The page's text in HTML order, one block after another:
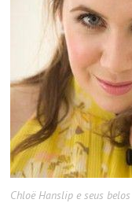
Chloë Hanslip e seus